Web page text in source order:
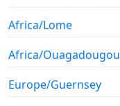
Africa/Lome
Africa/Ouagadougou
Europe/Guernsey